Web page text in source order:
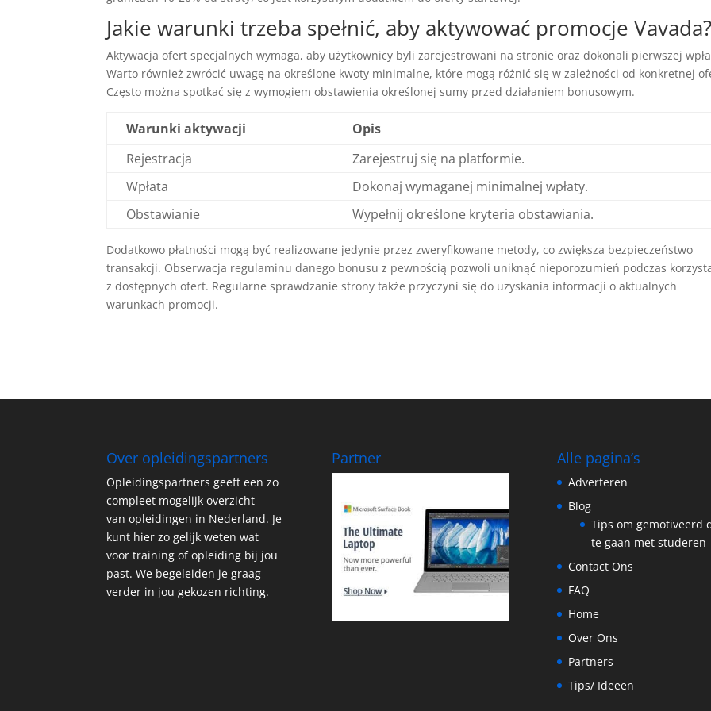
Jakie warunki trzeba spełnić, aby aktywować promocje Vavada?
Aktywacja ofert specjalnych wymaga, aby użytkownicy byli zarejestrowani na stronie oraz dokonali pierwszej
Warto również zwrócić uwagę na określone kwoty minimalne, które mogą różnić się w zależności od konkretnej
Często można spotkać się z wymogiem obstawienia określonej sumy przed działaniem bonusowym.
Warunki aktywacji
Opis
Rejestracja
Zarejestruj się na platformie.
Wpłata
Dokonaj wymaganej minimalnej wpłaty.
Obstawianie
Wypełnij określone kryteria obstawiania.
Dodatkowo płatności mogą być realizowane jedynie przez zweryfikowane metody, co zwiększa bezpieczeństwo
transakcji. Obserwacja regulaminu danego bonusu z pewnością pozwoli uniknąć nieporozumień podczas
z dostępnych ofert. Regularne sprawdzanie strony także przyczyni się do uzyskania informacji o aktualnych
warunkach promocji.
Over opleidingspartners
Opleidingspartners geeft een zo
compleet mogelijk overzicht
van opleidingen in Nederland. Je
kunt hier zo gelijk weten wat
voor training of opleiding bij jou
past. We begeleiden je graag
verder in jou gekozen richting.
Partner Alle pagina’s
Adverteren
Blog
Tips om gemotiveerd
te gaan met studeren
Contact Ons
FAQ
Home
Over Ons
Partners
Tips/ Ideeen